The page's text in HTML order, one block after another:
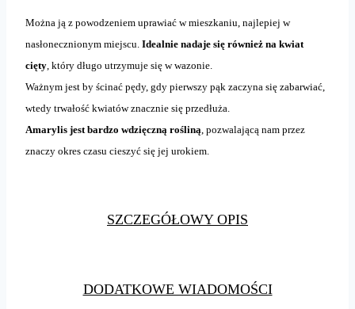
Można ją z powodzeniem uprawiać w mieszkaniu, najlepiej w
nasłonecznionym miejscu. Idealnie nadaje się również na kwiat
cięty , który długo utrzymuje się w wazonie.
Ważnym jest by ścinać pędy, gdy pierwszy pąk zaczyna się zabarwiać,
wtedy trwałość kwiatów znacznie się przedłuża.
Amarylis jest bardzo wdzięczną rośliną , pozwalającą nam przez
znaczy okres czasu cieszyć się jej urokiem.
SZCZEGÓŁOWY OPIS
DODATKOWE WIADOMOŚCI